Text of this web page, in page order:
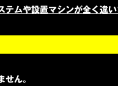
テムや設置マシンが全く違
せん。